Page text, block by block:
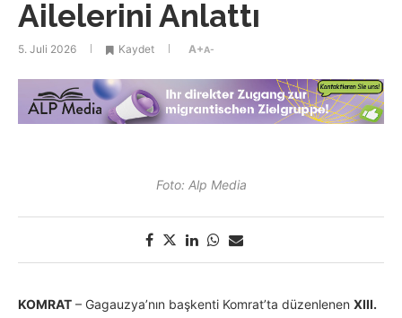
Ailelerini Anlattı
5. Juli 2026 Kaydet A+A-
Foto: Alp Media
KOMRAT – Gagauzya’nın başkenti Komrat’ta düzenlenen XIII.